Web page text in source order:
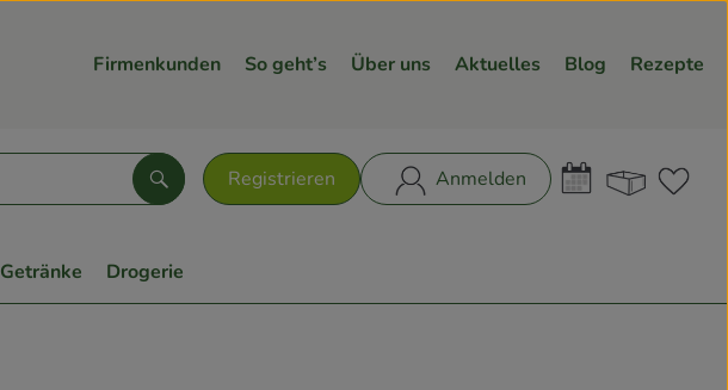
Firmenkunden So geht’s Über uns Aktuelles Blog Rezepte
Registrieren Anmelden
Suchen
Getränke Drogerie